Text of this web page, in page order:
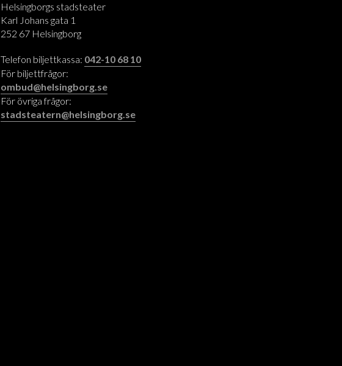
Helsingborgs stadsteater
Karl Johans gata 1
252 67 Helsingborg
Telefon biljettkassa: 042-10 68 10
För biljettfrågor:
ombud@helsingborg.se
För övriga frågor:
stadsteatern@helsingborg.se